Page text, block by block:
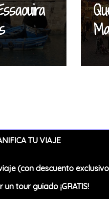
TU VIAJE
(con descuento
un tour guiado ¡GRATIS!